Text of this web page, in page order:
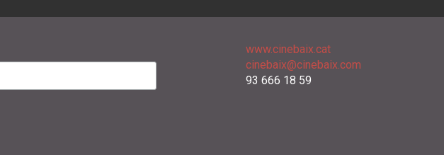
www.cinebaix.cat
cinebaix@cinebaix.com
93 666 18 59